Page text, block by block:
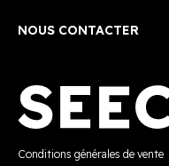
NOUS CONTACTER
Conditions générales de vente